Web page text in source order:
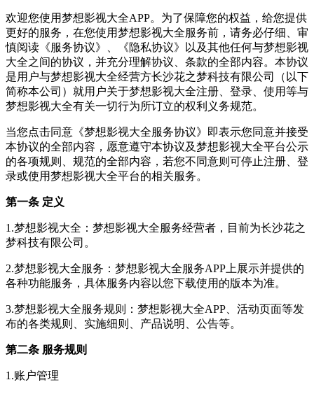
欢迎您使用梦想影视大全APP。为了保障您的权益，给您提供
更好的服务，在您使用梦想影视大全服务前，请务必仔细、审
慎阅读《服务协议》、《隐私协议》以及其他任何与梦想影视
大全之间的协议，并充分理解协议、条款的全部内容。本协议
是用户与梦想影视大全经营方长沙花之梦科技有限公司（以下
简称本公司）就用户关于梦想影视大全注册、登录、使用等与
梦想影视大全有关一切行为所订立的权利义务规范。
当您点击同意《梦想影视大全服务协议》即表示您同意并接受
本协议的全部内容，愿意遵守本协议及梦想影视大全平台公示
的各项规则、规范的全部内容，若您不同意则可停止注册、登
录或使用梦想影视大全平台的相关服务。
第一条 定义
1.梦想影视大全：梦想影视大全服务经营者，目前为长沙花之
梦科技有限公司。
2.梦想影视大全服务：梦想影视大全服务APP上展示并提供的
各种功能服务，具体服务内容以您下载使用的版本为准。
3.梦想影视大全服务规则：梦想影视大全APP、活动页面等发
布的各类规则、实施细则、产品说明、公告等。
第二条 服务规则
1.账户管理